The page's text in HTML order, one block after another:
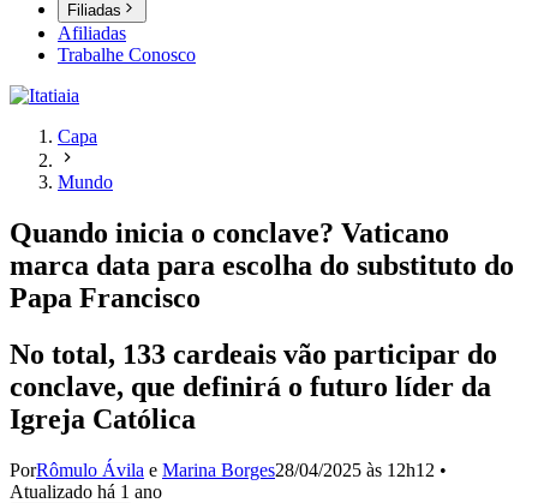
Filiadas
Afiliadas
Trabalhe Conosco
Capa
Mundo
Quando inicia o conclave? Vaticano
marca data para escolha do substituto do
Papa Francisco
No total, 133 cardeais vão participar do
conclave, que definirá o futuro líder da
Igreja Católica
PorRômulo Ávila e Marina Borges28/04/2025 às 12h12 •
Atualizado há 1 ano